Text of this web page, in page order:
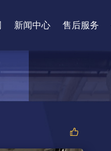
新闻中心 售后服务